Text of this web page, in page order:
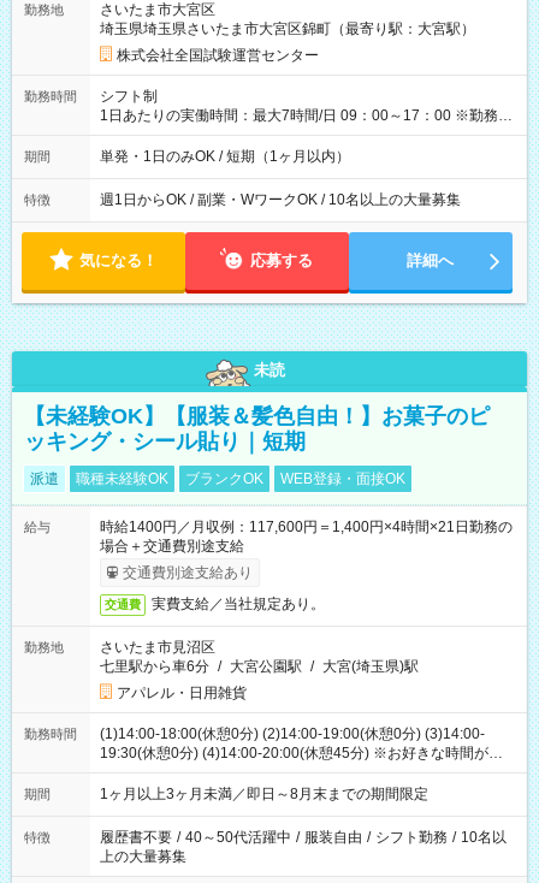
例】 ・河合塾模擬試験 8:30～17:30（休憩1時間） 時給1,300円
×8時間＝日収10,400円＋交通費 ※当日の役割により時給＋100
円の場合あり ・国家試験 7:00～13:30（休憩なし） 時給1,300
円（役割手当＋100円）×6時間＝日収8,400円＋交通費 【試用期
間】試用期間なし
勤務地
さいたま市大宮区
埼玉県埼玉県さいたま市大宮区錦町（最寄り駅：大宮駅）
株式会社全国試験運営センター
勤務時間
シフト制
1日あたりの実働時間：最大7時間/日 09：00～17：00 ※勤務時
間は 試験により異なります。
期間 単発・1日のみOK / 短期（1ヶ月以内）
特徴 週1日からOK / 副業・WワークOK / 10名以上の大量募集
気になる！ 応募する 詳細へ
未読
【未経験OK】【服装＆髪色自由！】お菓子のピ
ッキング・シール貼り｜短期
派遣 職種未経験OK ブランクOK WEB登録・面接OK
給与
時給1400円／月収例：117,600円＝1,400円×4時間×21日勤務の
場合＋交通費別途支給
交通費別途支給あり
交通費 実費支給／当社規定あり。
勤務地
さいたま市見沼区
七里駅から車6分 / 大宮公園駅 / 大宮(埼玉県)駅
アパレル・日用雑貨
勤務時間
(1)14:00-18:00(休憩0分) (2)14:00-19:00(休憩0分) (3)14:00-
19:30(休憩0分) (4)14:00-20:00(休憩45分) ※お好きな時間が選べ
ます
期間 1ヶ月以上3ヶ月未満／即日～8月末までの期間限定
特徴 履歴書不要 / 40～50代活躍中 / 服装自由 / シフト勤務 / 10名以
上の大量募集